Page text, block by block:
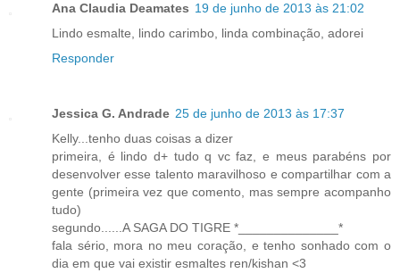
Ana Claudia Deamates 19 de junho de 2013 às 21:02
Lindo esmalte, lindo carimbo, linda combinação, adorei
Responder
Jessica G. Andrade 25 de junho de 2013 às 17:37
Kelly...tenho duas coisas a dizer
primeira, é lindo d+ tudo q vc faz, e meus parabéns por
desenvolver esse talento maravilhoso e compartilhar com a
gente (primeira vez que comento, mas sempre acompanho
tudo)
segundo......A SAGA DO TIGRE *______________*
fala sério, mora no meu coração, e tenho sonhado com o
dia em que vai existir esmaltes ren/kishan <3